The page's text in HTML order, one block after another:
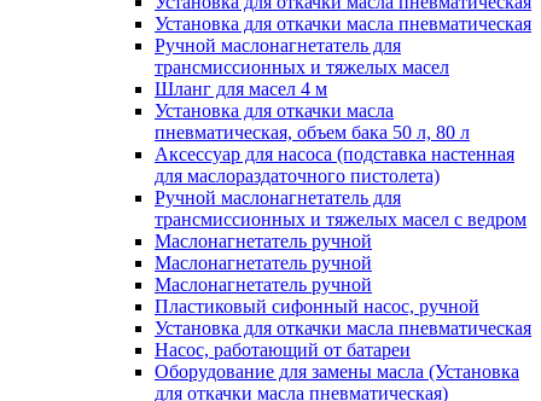
Установка для откачки масла пневматическая
Ручной маслонагнетатель для
трансмиссионных и тяжелых масел
Шланг для масел 4 м
Установка для откачки масла
пневматическая, объем бака 50 л, 80 л
Аксессуар для насоса (подставка настенная
для маслораздаточного пистолета)
Ручной маслонагнетатель для
трансмиссионных и тяжелых масел с ведром
Маслонагнетатель ручной
Маслонагнетатель ручной
Маслонагнетатель ручной
Пластиковый сифонный насос, ручной
Установка для откачки масла пневматическая
Насос, работающий от батареи
Оборудование для замены масла (Установка
для откачки масла пневматическая)